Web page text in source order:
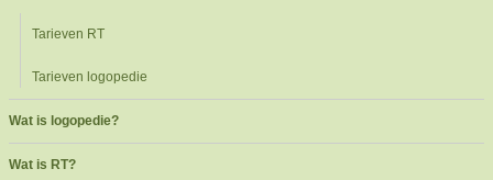
Tarieven RT
Tarieven logopedie
Wat is logopedie?
Wat is RT?